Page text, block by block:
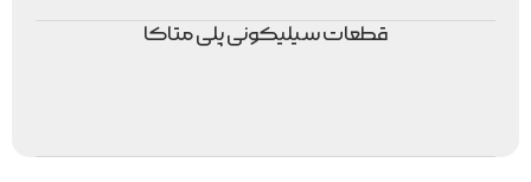
قطعات سیلیکونی پلی متاکا